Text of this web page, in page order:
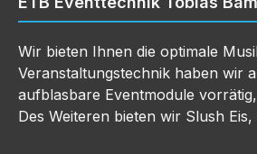
Wir bieten Ihnen die optimale
Veranstaltungstechnik haben wir
aufblasbare Eventmodule
Des Weiteren bieten wir Slush